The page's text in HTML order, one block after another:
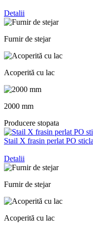
Detalii
Furnir de stejar
Acoperită cu lac
2000 mm
Producere stopata
Stail X frasin perlat PO
Detalii
Furnir de stejar
Acoperită cu lac